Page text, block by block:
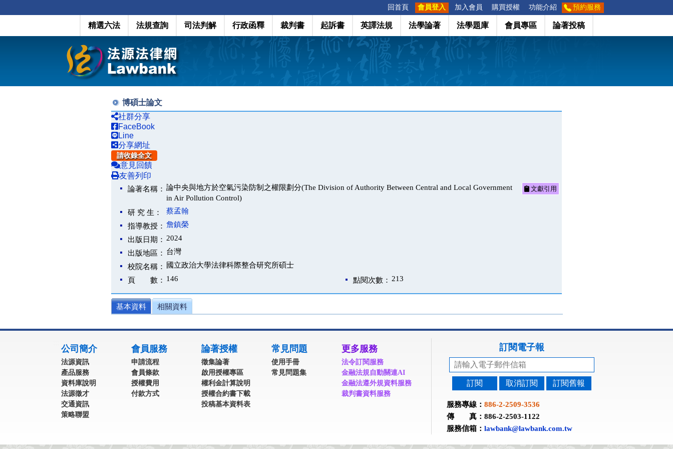
回首頁 會員登入 加入會員 購買授權 功能介紹 預約服務
精選六法 法規查詢 司法判解 行政函釋 裁判書 起訴書 英譯法規 法學論著 法學題庫 會員專區 論著投稿
博碩士論文
社群分享
FaceBook
Line
分享網址
請收錄全文
意見回饋
友善列印
論著名稱： 論中央與地方於空氣污染防制之權限劃分(The Division of Authority Between Central and Local Government
in Air Pollution Control)
文獻引用
研 究 生：
蔡孟翰
指導教授： 詹鎮榮
出版日期： 2024
出版地區： 台灣
校院名稱：
國立政治大學法律科際整合研究所碩士
頁 數： 146 點閱次數： 213
基本資料 相關資料
公司簡介
法源資訊
產品服務
資料庫說明
法源徵才
交通資訊
策略聯盟
會員服務
申請流程
會員條款
授權費用
付款方式
論著授權
徵集論著
啟用授權專區
權利金計算說明
授權合約書下載
投稿基本資料表
常見問題
使用手冊
常見問題集
更多服務
法令訂閱服務
金融法規自動關連AI
金融法遵外規資料服務
裁判書資料服務
訂閱電子報
訂閱 取消訂閱 訂閱舊報
服務專線： 886-2-2509-3536
傳 真：886-2-2503-1122
服務信箱： lawbank@lawbank.com.tw